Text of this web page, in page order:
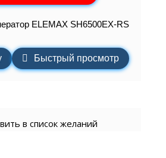
ELEMAХ SH6500EX-RS
Быстрый просмотр
в список желаний